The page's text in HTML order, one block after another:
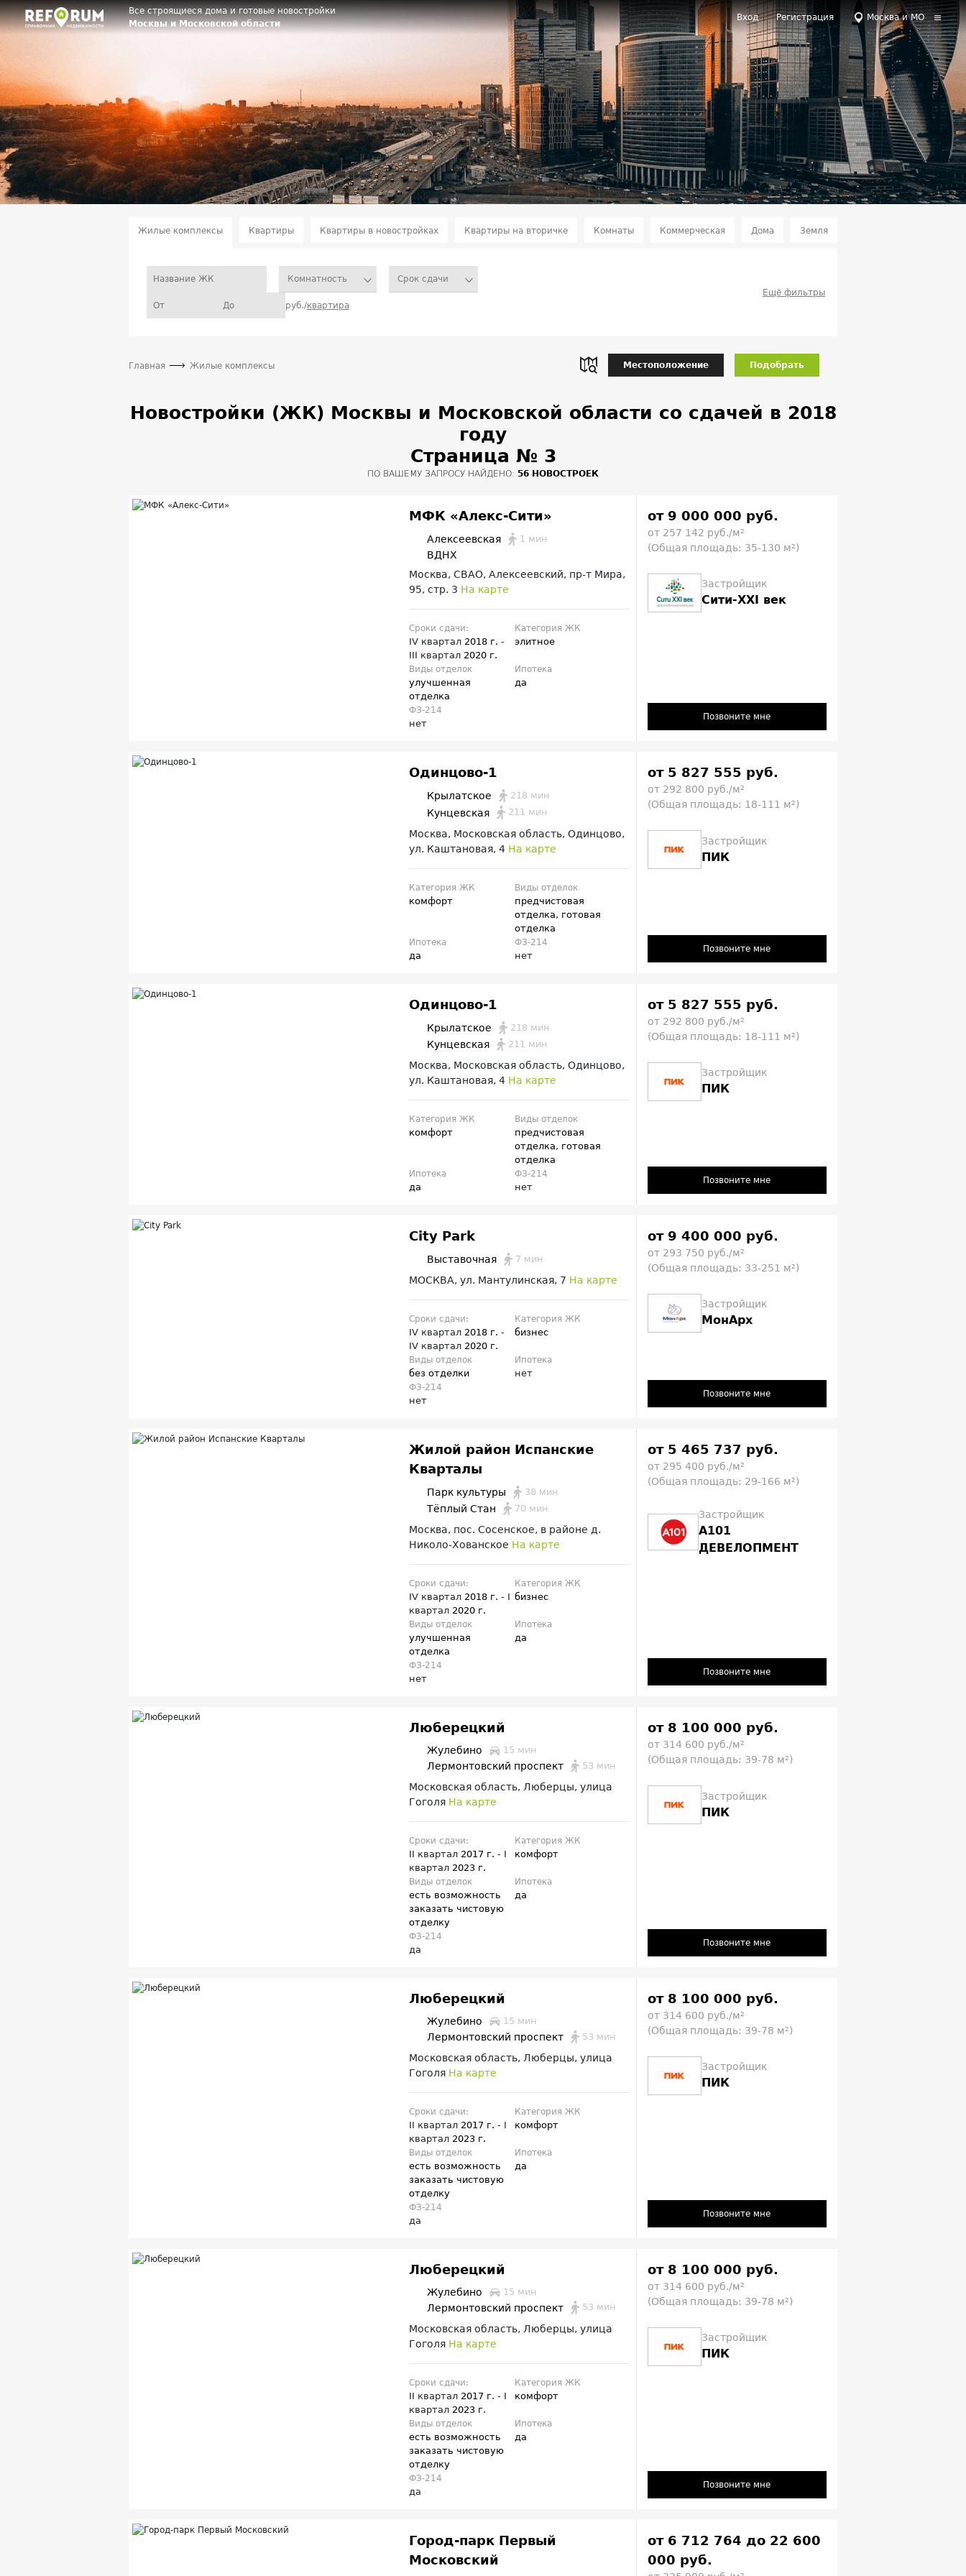
Все строящиеся дома и готовые новостройки
Москвы и Московской области
Вход Регистрация Москва и МО
Жилые комплексы Квартиры Квартиры в новостройках Квартиры на вторичке Комнаты Коммерческая Дома Земля
Комнатность Срок сдачи
руб./квартира
Ещё фильтры
Местоположение Подобрать
Главная Жилые комплексы
Новостройки (ЖК) Москвы и Московской области со сдачей в 2018
году
Страница № 3
ПО ВАШЕМУ ЗАПРОСУ НАЙДЕНО: 56 НОВОСТРОЕК
МФК «Алекс-Сити»
Алексеевская 1 мин
ВДНХ
Москва, СВАО, Алексеевский, пр-т Мира,
95, стр. 3 На карте
Сроки сдачи:
IV квартал 2018 г.-
III квартал 2020 г.
Категория ЖК
элитное
Виды отделок
улучшенная
отделка
Ипотека
да
ФЗ-214
нет
от 9 000 000 руб.
от 257 142 руб./м²
(Общая площадь: 35-130 м²)
Застройщик
Сити-XXI век
Позвоните мне
Одинцово-1
Крылатское 218 мин
Кунцевская 211 мин
Москва, Московская область, Одинцово,
ул. Каштановая, 4 На карте
Категория ЖК
комфорт
Виды отделок
предчистовая
отделка, готовая
отделка
Ипотека
да
ФЗ-214
нет
от 5 827 555 руб.
от 292 800 руб./м²
(Общая площадь: 18-111 м²)
Застройщик
ПИК
Позвоните мне
Одинцово-1
Крылатское 218 мин
Кунцевская 211 мин
Москва, Московская область, Одинцово,
ул. Каштановая, 4 На карте
Категория ЖК
комфорт
Виды отделок
предчистовая
отделка, готовая
отделка
Ипотека
да
ФЗ-214
нет
от 5 827 555 руб.
от 292 800 руб./м²
(Общая площадь: 18-111 м²)
Застройщик
ПИК
Позвоните мне
City Park
Выставочная 7 мин
МОСКВА, ул. Мантулинская, 7 На карте
Сроки сдачи:
IV квартал 2018 г.-
IV квартал 2020 г.
Категория ЖК
бизнес
Виды отделок
без отделки
Ипотека
нет
ФЗ-214
нет
от 9 400 000 руб.
от 293 750 руб./м²
(Общая площадь: 33-251 м²)
Застройщик
МонАрх
Позвоните мне
Жилой район Испанские
Кварталы
Парк культуры 38 мин
Тёплый Стан 70 мин
Москва, пос. Сосенское, в районе д.
Николо-Хованское На карте
Сроки сдачи:
IV квартал 2018 г.- I
квартал 2020 г.
Категория ЖК
бизнес
Виды отделок
улучшенная
отделка
Ипотека
да
ФЗ-214
нет
от 5 465 737 руб.
от 295 400 руб./м²
(Общая площадь: 29-166 м²)
Застройщик
А101
ДЕВЕЛОПМЕНТ
Позвоните мне
Люберецкий
Жулебино 15 мин
Лермонтовский проспект 53 мин
Московская область, Люберцы, улица
Гоголя На карте
Сроки сдачи:
II квартал 2017 г.- I
квартал 2023 г.
Категория ЖК
комфорт
Виды отделок
есть возможность
заказать чистовую
отделку
Ипотека
да
ФЗ-214
да
от 8 100 000 руб.
от 314 600 руб./м²
(Общая площадь: 39-78 м²)
Застройщик
ПИК
Позвоните мне
Люберецкий
Жулебино 15 мин
Лермонтовский проспект 53 мин
Московская область, Люберцы, улица
Гоголя На карте
Сроки сдачи:
II квартал 2017 г.- I
квартал 2023 г.
Категория ЖК
комфорт
Виды отделок
есть возможность
заказать чистовую
отделку
Ипотека
да
ФЗ-214
да
от 8 100 000 руб.
от 314 600 руб./м²
(Общая площадь: 39-78 м²)
Застройщик
ПИК
Позвоните мне
Люберецкий
Жулебино 15 мин
Лермонтовский проспект 53 мин
Московская область, Люберцы, улица
Гоголя На карте
Сроки сдачи:
II квартал 2017 г.- I
квартал 2023 г.
Категория ЖК
комфорт
Виды отделок
есть возможность
заказать чистовую
отделку
Ипотека
да
ФЗ-214
да
от 8 100 000 руб.
от 314 600 руб./м²
(Общая площадь: 39-78 м²)
Застройщик
ПИК
Позвоните мне
Город-парк Первый
Московский
от 6 712 764 до 22 600
000 руб.